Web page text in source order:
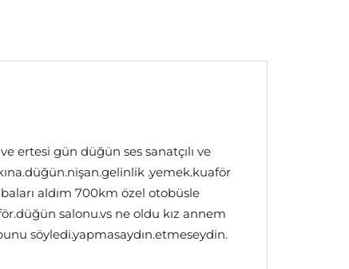
ertesi gün düğün ses sanatçılı ve
.yemek.kuaför
aldım 700km özel otobüsle
salonu.vs ne oldu kız annem
söyledi.yapmasaydın.etmeseydin.